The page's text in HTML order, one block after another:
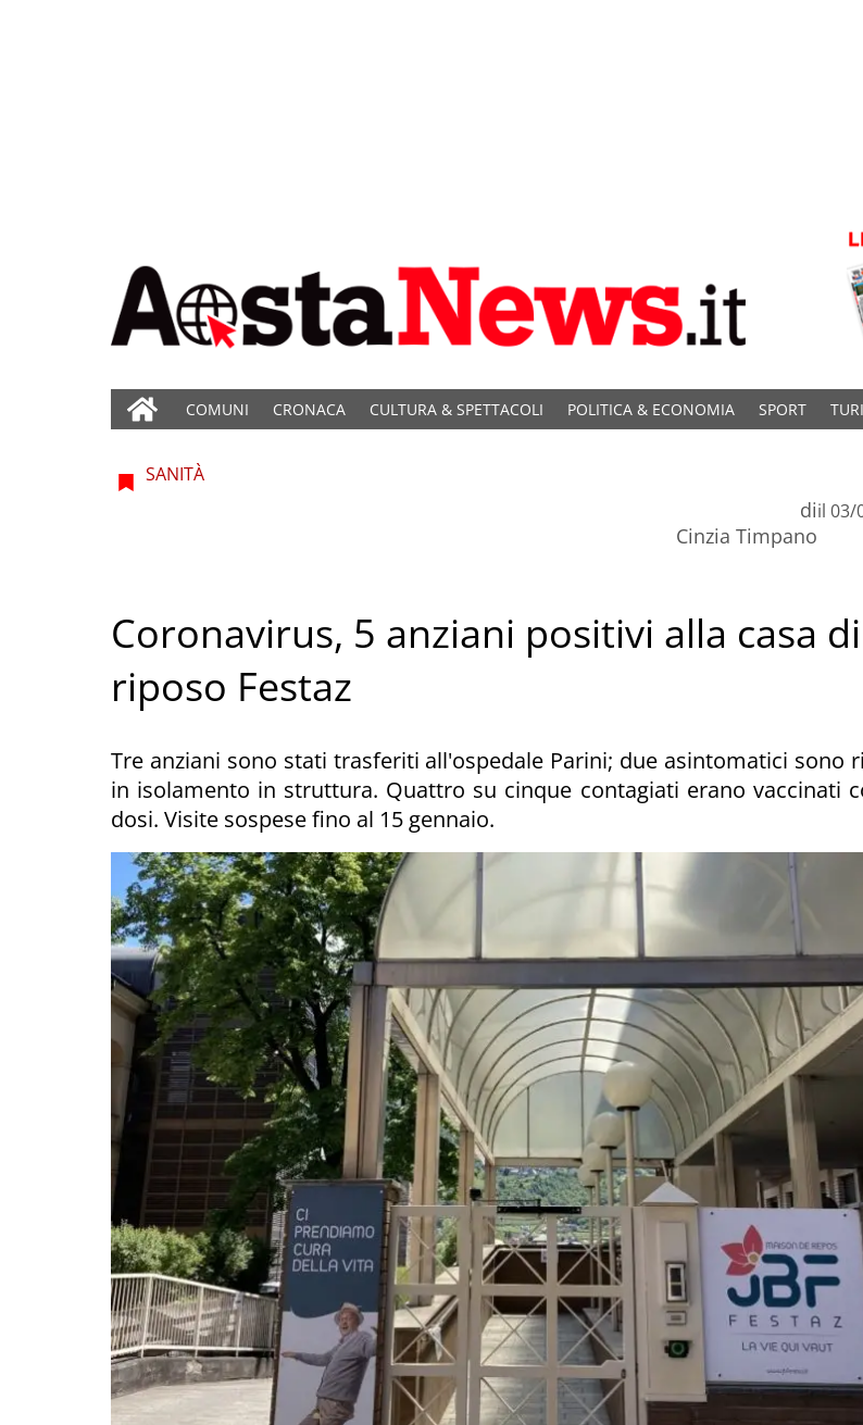
COMUNI CRONACA CULTURA & SPETTACOLI POLITICA & ECONOMIA SPORT
SANITÀ
di
Cinzia Timpano
il 03/
Coronavirus, 5 anziani positivi alla casa di
riposo Festaz
Tre anziani sono stati trasferiti all'ospedale Parini; due asintomatici sono
in isolamento in struttura. Quattro su cinque contagiati erano vaccinati
dosi. Visite sospese fino al 15 gennaio.